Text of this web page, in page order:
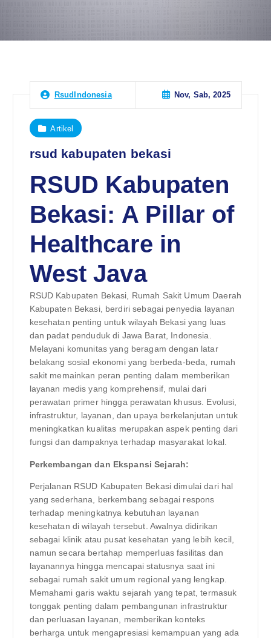
RsudIndonesia Nov, Sab, 2025
Artikel
rsud kabupaten bekasi
RSUD Kabupaten
Bekasi: A Pillar of
Healthcare in
West Java
RSUD Kabupaten Bekasi, Rumah Sakit Umum Daerah
Kabupaten Bekasi, berdiri sebagai penyedia layanan
kesehatan penting untuk wilayah Bekasi yang luas
dan padat penduduk di Jawa Barat, Indonesia.
Melayani komunitas yang beragam dengan latar
belakang sosial ekonomi yang berbeda-beda, rumah
sakit memainkan peran penting dalam memberikan
layanan medis yang komprehensif, mulai dari
perawatan primer hingga perawatan khusus. Evolusi,
infrastruktur, layanan, dan upaya berkelanjutan untuk
meningkatkan kualitas merupakan aspek penting dari
fungsi dan dampaknya terhadap masyarakat lokal.
Perkembangan dan Ekspansi Sejarah:
Perjalanan RSUD Kabupaten Bekasi dimulai dari hal
yang sederhana, berkembang sebagai respons
terhadap meningkatnya kebutuhan layanan
kesehatan di wilayah tersebut. Awalnya didirikan
sebagai klinik atau pusat kesehatan yang lebih kecil,
namun secara bertahap memperluas fasilitas dan
layanannya hingga mencapai statusnya saat ini
sebagai rumah sakit umum regional yang lengkap.
Memahami garis waktu sejarah yang tepat, termasuk
tonggak penting dalam pembangunan infrastruktur
dan perluasan layanan, memberikan konteks
berharga untuk mengapresiasi kemampuan yang ada